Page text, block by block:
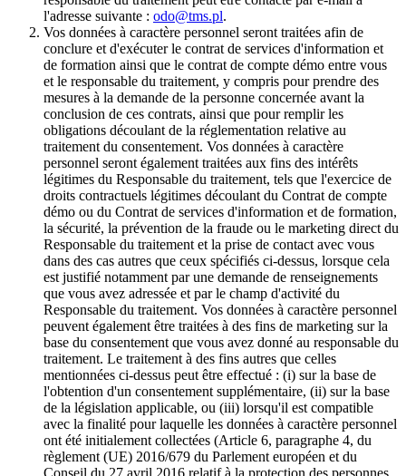
l'adresse suivante : odo@tms.pl.
Vos données à caractère personnel seront traitées afin de
conclure et d'exécuter le contrat de services d'information et
de formation ainsi que le contrat de compte démo entre vous
et le responsable du traitement, y compris pour prendre des
mesures à la demande de la personne concernée avant la
conclusion de ces contrats, ainsi que pour remplir les
obligations découlant de la réglementation relative au
traitement du consentement. Vos données à caractère
personnel seront également traitées aux fins des intérêts
légitimes du Responsable du traitement, tels que l'exercice de
droits contractuels légitimes découlant du Contrat de compte
démo ou du Contrat de services d'information et de formation,
la sécurité, la prévention de la fraude ou le marketing direct du
Responsable du traitement et la prise de contact avec vous
dans des cas autres que ceux spécifiés ci-dessus, lorsque cela
est justifié notamment par une demande de renseignements
que vous avez adressée et par le champ d'activité du
Responsable du traitement. Vos données à caractère personnel
peuvent également être traitées à des fins de marketing sur la
base du consentement que vous avez donné au responsable du
traitement. Le traitement à des fins autres que celles
mentionnées ci-dessus peut être effectué : (i) sur la base de
l'obtention d'un consentement supplémentaire, (ii) sur la base
de la législation applicable, ou (iii) lorsqu'il est compatible
avec la finalité pour laquelle les données à caractère personnel
ont été initialement collectées (Article 6, paragraphe 4, du
règlement (UE) 2016/679 du Parlement européen et du
Conseil du 27 avril 2016 relatif à la protection des personnes